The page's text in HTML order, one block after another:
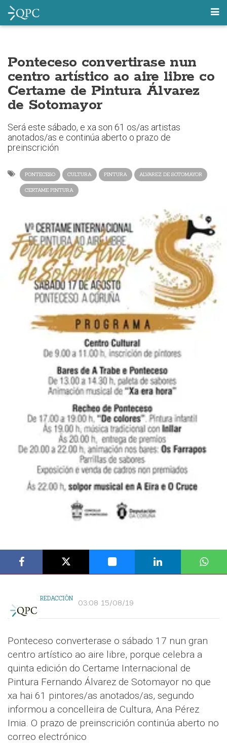
Ponteceso convertirase nun
centro artístico ao aire libre co
Certame de Pintura Álvarez
de Sotomayor
Será este sábado, e xa son 61 os/as artistas
anotados/as e continúa aberto o prazo de
preinscrición
PONTECESO CULTURA PINTURA ALVAREZ DE SOTOMAYOR
CERTAME PINTURA
REDACCIÓN 03:08 15/08/19
Ponteceso converterase o sábado 17 nun gran
centro artístico ao aire libre, porque celebra a
quinta edición do Certame Internacional de
Pintura Fernando Álvarez de Sotomayor no que
xa hai 61 pintores/as anotados/as, segundo
informou a concelleira de Cultura, Ana Pérez
Imia. O prazo de preinscrición continúa aberto no
correo electrónico